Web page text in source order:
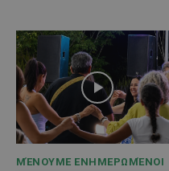
ΜΈΝΟΥΜΕ ΕΝΗΜΕΡΩΜΈΝΟΙ